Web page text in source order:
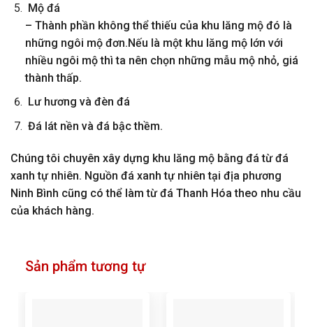
Mộ đá
– Thành phần không thể thiếu của khu lăng mộ đó là
những ngôi mộ đơn.Nếu là một khu lăng mộ lớn với
nhiều ngôi mộ thì ta nên chọn những mẫu mộ nhỏ, giá
thành thấp.
Lư hương và đèn đá
Đá lát nền và đá bậc thềm.
Chúng tôi chuyên xây dựng khu lăng mộ bằng đá từ đá
xanh tự nhiên. Nguồn đá xanh tự nhiên tại địa phương
Ninh Bình cũng có thể làm từ đá Thanh Hóa theo nhu cầu
của khách hàng.
Sản phẩm tương tự